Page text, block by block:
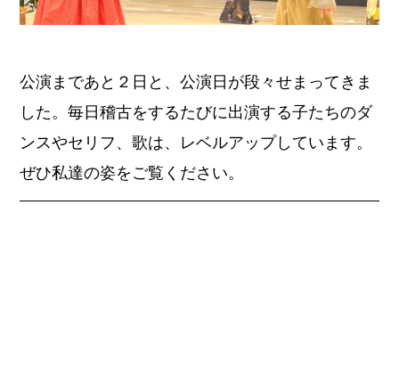
公演まであと２日と、公演日が段々せまってきま
した。毎日稽古をするたびに出演する子たちのダ
ンスやセリフ、歌は、レベルアップしています。
ぜひ私達の姿をご覧ください。